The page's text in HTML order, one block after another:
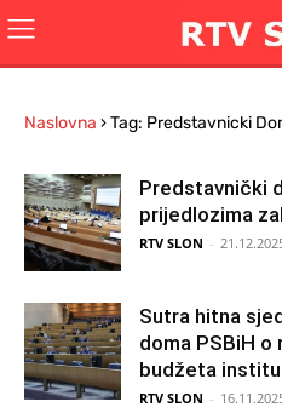
Naslovna ›Tag: Predstavnicki
Predstavnički
prijedlozima
RTV SLON -
Sutra hitna
doma PSBiH o
budžeta
RTV SLON -